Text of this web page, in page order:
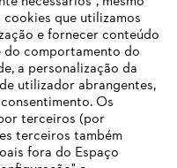
que utilizamos
e fornecer conteúdo
do comportamento do
a personalização da
utilizador abrangentes,
Os
terceiros (por
terceiros também
fora do Espaço